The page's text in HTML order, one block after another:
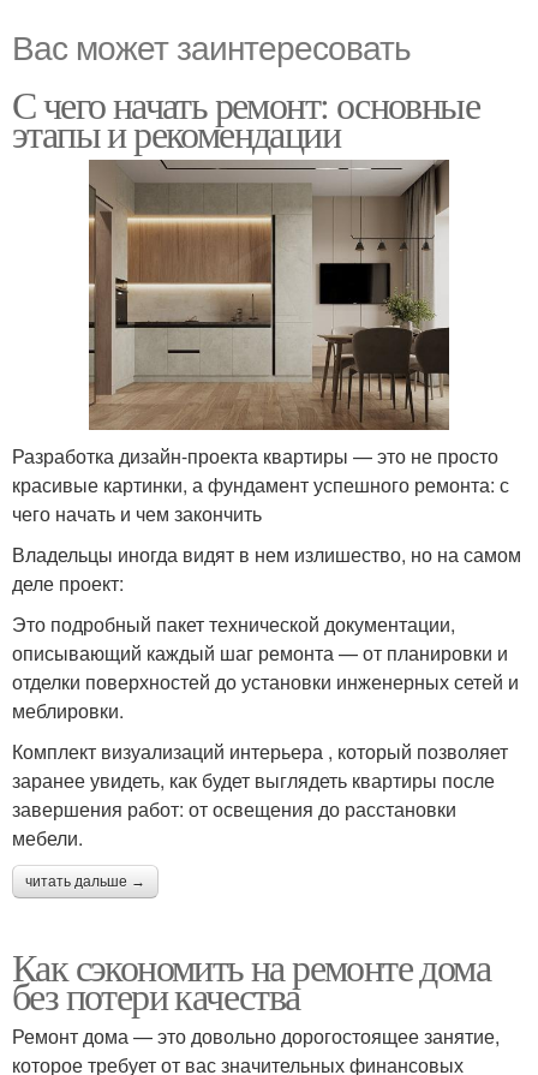
Вас может заинтересовать
С чего начать ремонт: основные
этапы и рекомендации
Разработка дизайн-проекта квартиры — это не просто
красивые картинки, а фундамент успешного ремонта: с
чего начать и чем закончить
Владельцы иногда видят в нем излишество, но на самом
деле проект:
Это подробный пакет технической документации,
описывающий каждый шаг ремонта — от планировки и
отделки поверхностей до установки инженерных сетей и
меблировки.
Комплект визуализаций интерьера , который позволяет
заранее увидеть, как будет выглядеть квартиры после
завершения работ: от освещения до расстановки
мебели.
читать дальше →
Как сэкономить на ремонте дома
без потери качества
Ремонт дома — это довольно дорогостоящее занятие,
которое требует от вас значительных финансовых